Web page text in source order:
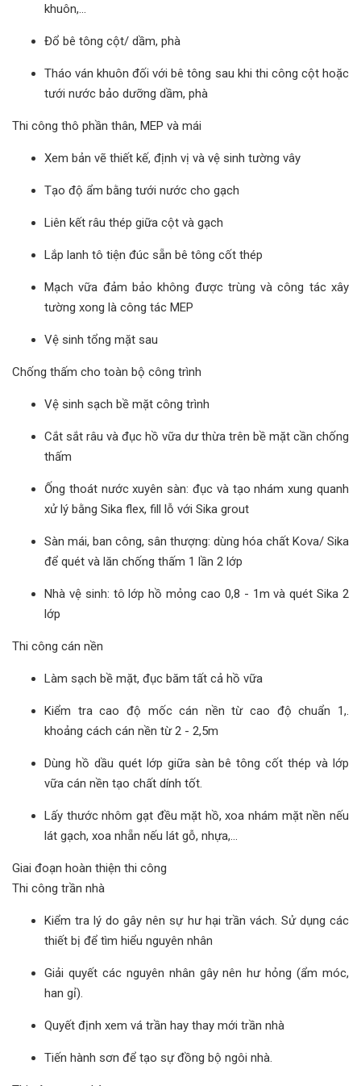
khuôn,...
Đổ bê tông cột/ dầm, phà
Tháo ván khuôn đối với bê tông sau khi thi công cột hoặc
tưới nước bảo dưỡng dầm, phà
Thi công thô phần thân, MEP và mái
Xem bản vẽ thiết kế, định vị và vệ sinh tường vây
Tạo độ ẩm bằng tưới nước cho gạch
Liên kết râu thép giữa cột và gạch
Lắp lanh tô tiện đúc sẵn bê tông cốt thép
Mạch vữa đảm bảo không được trùng và công tác xây
tường xong là công tác MEP
Vệ sinh tổng mặt sau
Chống thấm cho toàn bộ công trình
Vệ sinh sạch bề mặt công trình
Cắt sắt râu và đục hồ vữa dư thừa trên bề mặt cần chống
thấm
Ống thoát nước xuyên sàn: đục và tạo nhám xung quanh
xử lý bằng Sika flex, fill lỗ với Sika grout
Sàn mái, ban công, sân thượng: dùng hóa chất Kova/ Sika
để quét và lăn chống thấm 1 lần 2 lớp
Nhà vệ sinh: tô lớp hồ mỏng cao 0,8 - 1m và quét Sika 2
lớp
Thi công cán nền
Làm sạch bề mặt, đục băm tất cả hồ vữa
Kiểm tra cao độ mốc cán nền từ cao độ chuẩn 1,.
khoảng cách cán nền từ 2 - 2,5m
Dùng hồ dầu quét lớp giữa sàn bê tông cốt thép và lớp
vữa cán nền tạo chất dính tốt.
Lấy thước nhôm gạt đều mặt hồ, xoa nhám mặt nền nếu
lát gạch, xoa nhẵn nếu lát gỗ, nhựa,...
Giai đoạn hoàn thiện thi công
Thi công trần nhà
Kiểm tra lý do gây nên sự hư hại trần vách. Sử dụng các
thiết bị để tìm hiểu nguyên nhân
Giải quyết các nguyên nhân gây nên hư hỏng (ẩm móc,
han gỉ).
Quyết định xem vá trần hay thay mới trần nhà
Tiến hành sơn để tạo sự đồng bộ ngôi nhà.